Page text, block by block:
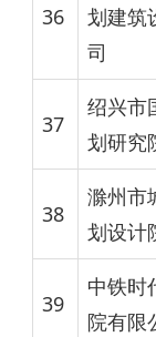
36
划建筑
司
37
绍兴市
划研究
38
滁州市
划设计
39
中铁时
院有限